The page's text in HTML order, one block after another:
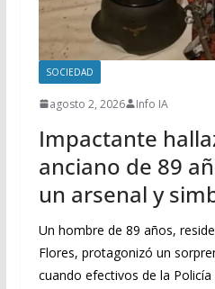
SOCIEDAD
agosto 2, 2026 Info IA
Impactante
anciano de 89
un arsenal y
Un hombre de 89 años,
Flores, protagonizó un
cuando efectivos de la Policía